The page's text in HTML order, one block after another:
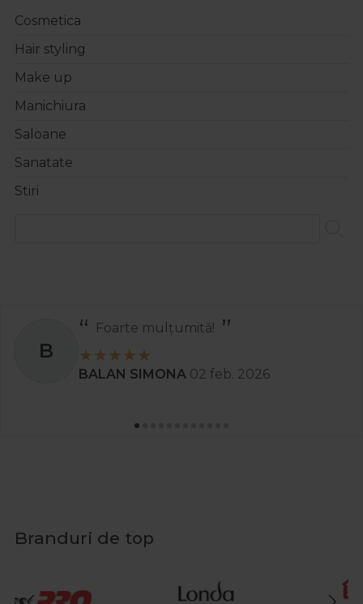
Cosmetica
Hair styling
Make up
Manichiura
Saloane
Sanatate
Stiri
B
Foarte mulțumită!
BALAN SIMONA 02 feb. 2026
Branduri de top